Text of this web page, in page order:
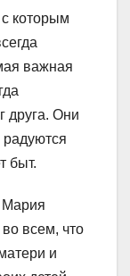
которым
важная
друга. Они
радуются
быт.
Мария
всем, что
и